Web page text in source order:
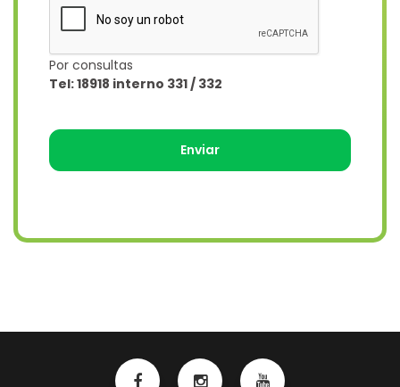
Por consultas
Tel: 18918 interno 331 / 332